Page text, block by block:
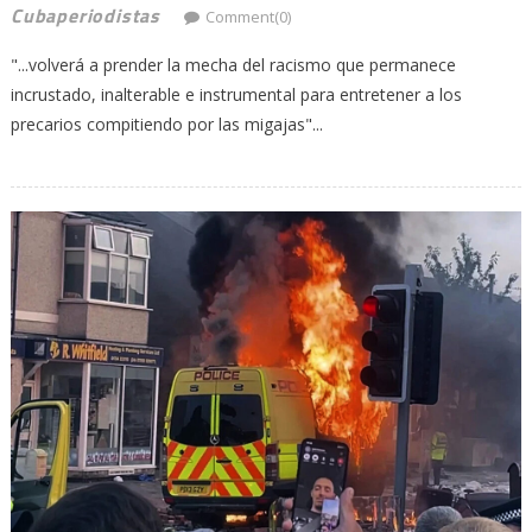
Cubaperiodistas
Comment(0)
"...volverá a prender la mecha del racismo que permanece
incrustado, inalterable e instrumental para entretener a los
precarios compitiendo por las migajas"...